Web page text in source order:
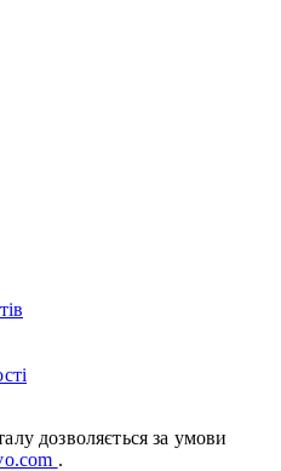
дозволяється за умови
.